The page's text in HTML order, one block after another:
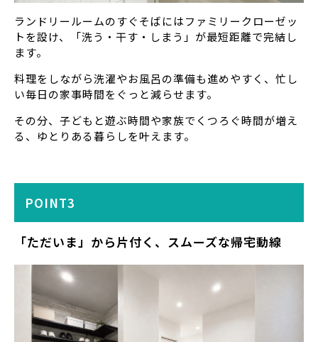
ランドリールームのすぐそばにはファミリークローゼッ
トを設け、「洗う・干す・しまう」が最短距離で完結し
ます。
料理をしながら洗濯やお風呂の準備も進めやすく、忙し
い毎日の家事時間をぐっと減らせます。
その分、子どもと遊ぶ時間や家族でくつろぐ時間が増え
る、ゆとりある暮らしを叶えます。
POINT3
「ただいま」から片付く、スムーズな帰宅動線